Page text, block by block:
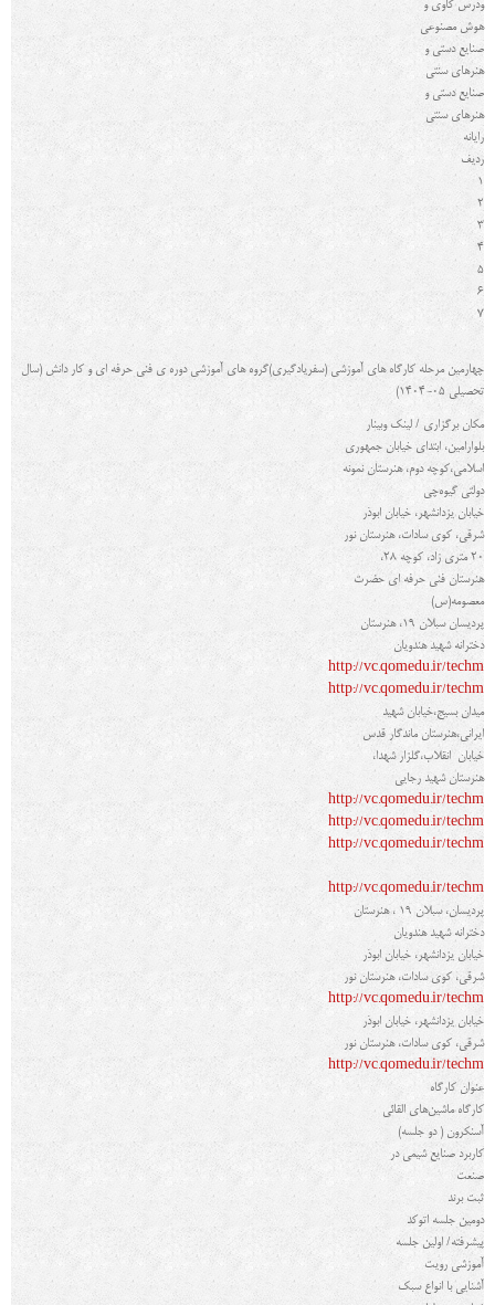
ودرس کاوی و
هوش مصنوعی
صنایع دستی و
هنرهای سنتی
صنایع دستی و
هنرهای سنتی
رایانه
رديف
1
2
3
4
5
6
7
چهارمین مرحله کارگاه هاي آموزشی (سفریادگیري)گروه هاي آموزشی دوره ی فنی حرفه ای و کار دانش (سال
تحصیلی 05-1404)
مکان برگزاری / لینک وبینار
بلوارامین، ابتدای خیابان جمهوری
اسلامی،کوچه دوم، هنرستان نمونه
دولتی گیوه‌چی
خیابان یزدانشهر، خیابان ابوذر
شرقی، کوی سادات، هنرستان نور
20 متری زاد، کوچه 28،
هنرستان فنی حرفه ای حضرت
معصومه(س)
پردیسان سبلان 19، هنرستان
دخترانه شهید هندویان
http://vc.qomedu.ir/techm
http://vc.qomedu.ir/techm
میدان بسیج،خیابان شهید
ایرانی،هنرستان ماندگار قدس
خیابان انقلاب،گلزار شهدا،
هنرستان شهید رجایی
http://vc.qomedu.ir/techm
http://vc.qomedu.ir/techm
http://vc.qomedu.ir/techm
http://vc.qomedu.ir/techm
پردیسان، سبلان 19 ، هنرستان
دخترانه شهید هندویان
خیابان یزدانشهر، خیابان ابوذر
شرقی، کوی سادات، هنرستان نور
http://vc.qomedu.ir/techm
خیابان یزدانشهر، خیابان ابوذر
شرقی، کوی سادات، هنرستان نور
http://vc.qomedu.ir/techm
عنوان کارگاه
کارگاه ماشین‌های القائی
آسنکرون ( دو جلسه)
كاربرد صنايع شيمي در
صنعت
ثبت برند
دومین جلسه اتوکد
پیشرفته/ اولین جلسه
آموزشی رویت
آشنایی با انواع سبک